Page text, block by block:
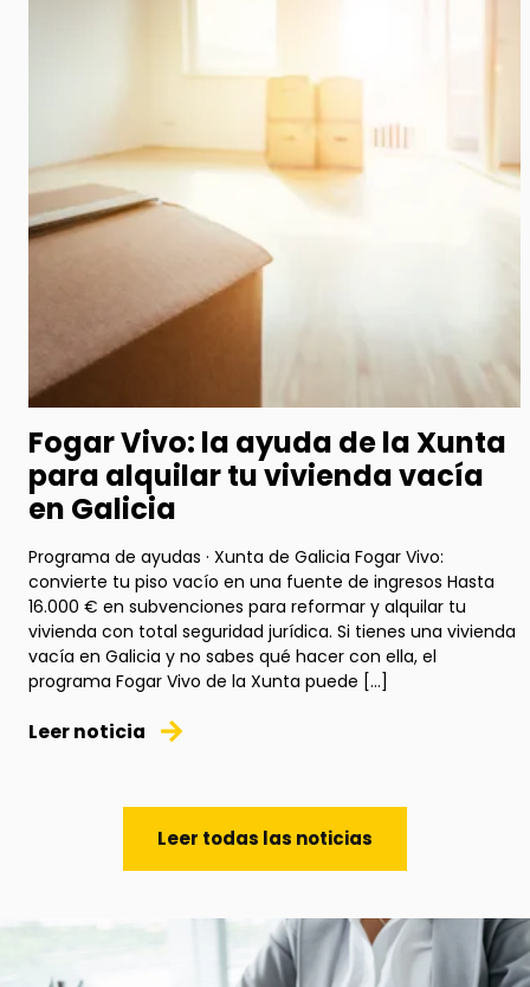
Fogar Vivo: la ayuda de la Xunta
para alquilar tu vivienda vacía
en Galicia
Programa de ayudas · Xunta de Galicia Fogar Vivo:
convierte tu piso vacío en una fuente de ingresos Hasta
16.000 € en subvenciones para reformar y alquilar tu
vivienda con total seguridad jurídica. Si tienes una vivienda
vacía en Galicia y no sabes qué hacer con ella, el
programa Fogar Vivo de la Xunta puede […]
Leer noticia
Leer todas las noticias